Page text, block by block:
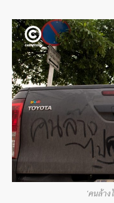
‘คนล้า